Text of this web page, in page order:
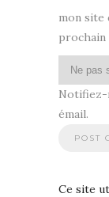
mon site
prochain
Notifiez-
émail.
Ce site